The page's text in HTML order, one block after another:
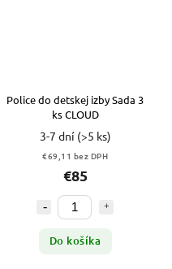
Police do detskej izby Sada 3
ks CLOUD
3-7 dní (>5 ks)
€69,11 bez DPH
€85
Do košíka